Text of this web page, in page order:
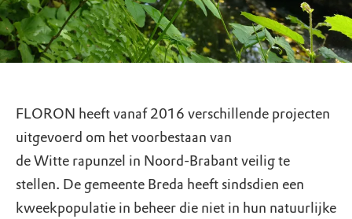
FLORON heeft vanaf 2016 verschillende projecten
uitgevoerd om het voorbestaan van
de Witte rapunzel in Noord-Brabant veilig te
stellen. De gemeente Breda heeft sindsdien een
kweekpopulatie in beheer die niet in hun natuurlijke